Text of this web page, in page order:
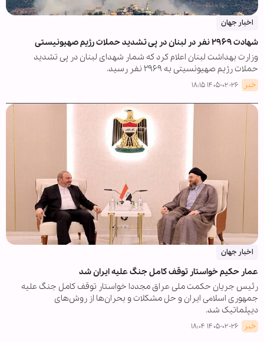
اخبار جهان
شهادت ۲۹۶۹ نفر در لبنان در پی تشدید حملات رژیم صهیونیستی
وزارت بهداشت لبنان اعلام کرد که شمار شهدای لبنان در پی تشدید
حملات رژیم صهیونسیتی به ۲۹۶۹ نفر رسید.
خبر ۱۴۰۵-۰۲-۲۶ ۱۸:۱۵
اخبار جهان
عمار حکیم خواستار توقف کامل جنگ علیه ایران شد
رئیس جریان حکمت ملی عراق مجددا خواستار توقف کامل جنگ علیه
جمهوری اسلامی ایران و حل مشکلات و بحران‌ها از روش‌های
دیپلماتیک شد.
خبر ۱۴۰۵-۰۲-۲۶ ۱۸:۰۴